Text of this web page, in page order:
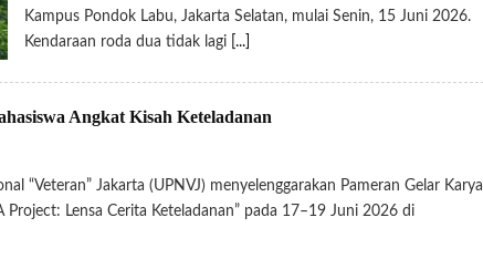
Kampus Pondok Labu, Jakarta Selatan, mulai Senin, 15 Juni 2026.
Kendaraan roda dua tidak lagi [...]
Angkat Kisah Keteladanan
“Veteran” Jakarta (UPNVJ) menyelenggarakan Pameran Gelar Karya
Project: Lensa Cerita Keteladanan” pada 17–19 Juni 2026 di